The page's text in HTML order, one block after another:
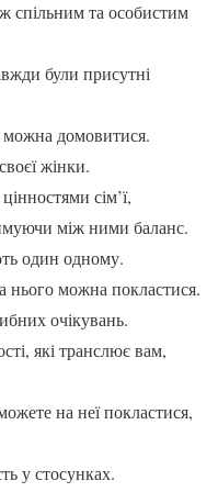
спільним та особистим
були присутні
домовитися.
жінки.
сім’ї,
між ними баланс.
один одному.
нього можна покластися.
очікувань.
які транслює вам,
на неї покластися,
у стосунках.